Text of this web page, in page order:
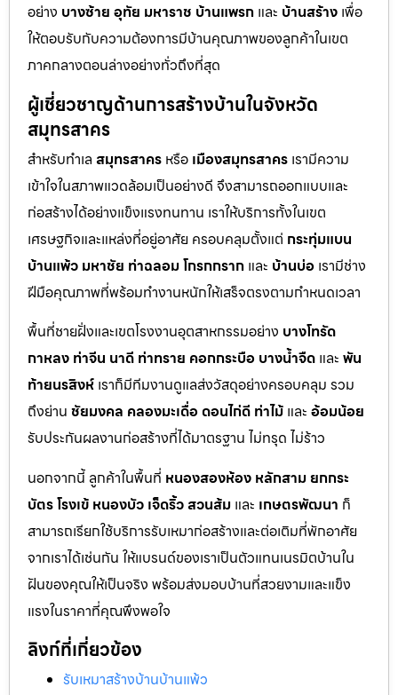
อย่าง บางซ้าย อุทัย มหาราช บ้านแพรก และ บ้านสร้าง เพื่อ
ให้ตอบรับกับความต้องการมีบ้านคุณภาพของลูกค้าในเขต
ภาคกลางตอนล่างอย่างทั่วถึงที่สุด
ผู้เชี่ยวชาญด้านการสร้างบ้านในจังหวัด
สมุทรสาคร
สำหรับทำเล สมุทรสาคร หรือ เมืองสมุทรสาคร เรามีความ
เข้าใจในสภาพแวดล้อมเป็นอย่างดี จึงสามารถออกแบบและ
ก่อสร้างได้อย่างแข็งแรงทนทาน เราให้บริการทั้งในเขต
เศรษฐกิจและแหล่งที่อยู่อาศัย ครอบคลุมตั้งแต่ กระทุ่มแบน
บ้านแพ้ว มหาชัย ท่าฉลอมโกรกกราก และ บ้านบ่อ เรามีช่าง
ฝีมือคุณภาพที่พร้อมทำงานหนักให้เสร็จตรงตามกำหนดเวลา
พื้นที่ชายฝั่งและเขตโรงงานอุตสาหกรรมอย่าง บางโทรัด
กาหลง ท่าจีน นาดี ท่าทราย คอกกระบือ บางน้ำจืด และ พัน
ท้ายนรสิงห์ เราก็มีทีมงานดูแลส่งวัสดุอย่างครอบคลุม รวม
ถึงย่าน ชัยมงคล คลองมะเดื่อ ดอนไก่ดี ท่าไม้ และ อ้อมน้อย
รับประกันผลงานก่อสร้างที่ได้มาตรฐาน ไม่ทรุด ไม่ร้าว
นอกจากนี้ ลูกค้าในพื้นที่ หนองสองห้อง หลักสามยกกระ
บัตรโรงเข้ หนองบัว เจ็ดริ้วสวนส้ม และ เกษตรพัฒนา ก็
สามารถเรียกใช้บริการรับเหมาก่อสร้างและต่อเติมที่พักอาศัย
จากเราได้เช่นกัน ให้แบรนด์ของเราเป็นตัวแทนเนรมิตบ้านใน
ฝันของคุณให้เป็นจริง พร้อมส่งมอบบ้านที่สวยงามและแข็ง
แรงในราคาที่คุณพึงพอใจ
ลิงก์ที่เกี่ยวข้อง
รับเหมาสร้างบ้านบ้านแพ้ว